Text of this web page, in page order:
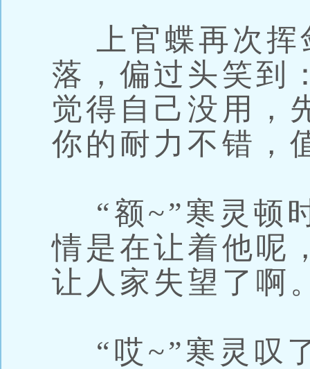
上官蝶再次挥
落，偏过头笑到
觉得自己没用，
你的耐力不错，
“额~”寒灵顿
情是在让着他呢
让人家失望了啊
“哎~”寒灵叹